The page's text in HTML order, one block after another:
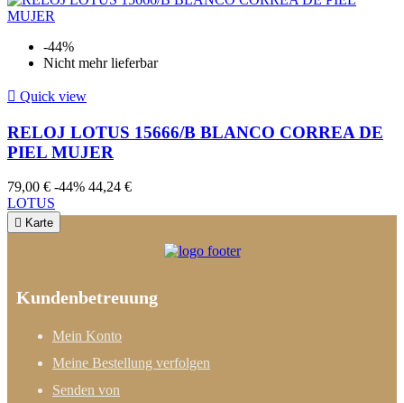
-44%
Nicht mehr lieferbar
 Quick view
RELOJ LOTUS 15666/B BLANCO CORREA DE
PIEL MUJER
79,00 € -44% 44,24 €
LOTUS
 Karte
Kundenbetreuung
Mein Konto
Meine Bestellung verfolgen
Senden von